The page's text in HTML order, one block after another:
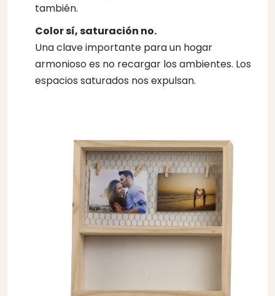
también.
Color sí, saturación no.
Una clave importante para un hogar
armonioso es no recargar los ambientes. Los
espacios saturados nos expulsan.